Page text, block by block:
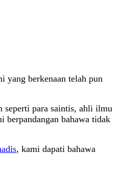
yang berkenaan telah pun
seperti para saintis, ahli ilmu
berpandangan bahawa tidak
, kami dapati bahawa